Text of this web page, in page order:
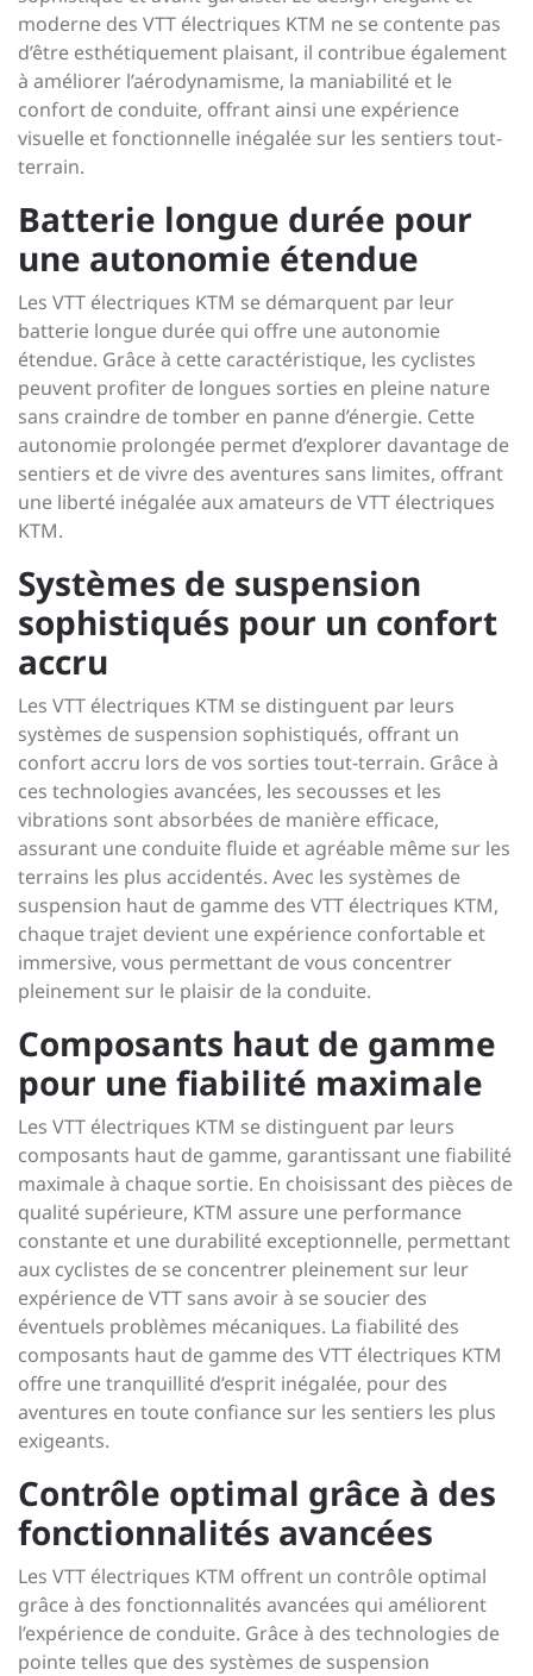
moderne des VTT électriques KTM ne se contente pas
d’être esthétiquement plaisant, il contribue également
à améliorer l’aérodynamisme, la maniabilité et le
confort de conduite, offrant ainsi une expérience
visuelle et fonctionnelle inégalée sur les sentiers tout-
terrain.
Batterie longue durée pour
une autonomie étendue
Les VTT électriques KTM se démarquent par leur
batterie longue durée qui offre une autonomie
étendue. Grâce à cette caractéristique, les cyclistes
peuvent profiter de longues sorties en pleine nature
sans craindre de tomber en panne d’énergie. Cette
autonomie prolongée permet d’explorer davantage de
sentiers et de vivre des aventures sans limites, offrant
une liberté inégalée aux amateurs de VTT électriques
KTM.
Systèmes de suspension
sophistiqués pour un confort
accru
Les VTT électriques KTM se distinguent par leurs
systèmes de suspension sophistiqués, offrant un
confort accru lors de vos sorties tout-terrain. Grâce à
ces technologies avancées, les secousses et les
vibrations sont absorbées de manière efficace,
assurant une conduite fluide et agréable même sur les
terrains les plus accidentés. Avec les systèmes de
suspension haut de gamme des VTT électriques KTM,
chaque trajet devient une expérience confortable et
immersive, vous permettant de vous concentrer
pleinement sur le plaisir de la conduite.
Composants haut de gamme
pour une fiabilité maximale
Les VTT électriques KTM se distinguent par leurs
composants haut de gamme, garantissant une fiabilité
maximale à chaque sortie. En choisissant des pièces de
qualité supérieure, KTM assure une performance
constante et une durabilité exceptionnelle, permettant
aux cyclistes de se concentrer pleinement sur leur
expérience de VTT sans avoir à se soucier des
éventuels problèmes mécaniques. La fiabilité des
composants haut de gamme des VTT électriques KTM
offre une tranquillité d’esprit inégalée, pour des
aventures en toute confiance sur les sentiers les plus
exigeants.
Contrôle optimal grâce à des
fonctionnalités avancées
Les VTT électriques KTM offrent un contrôle optimal
grâce à des fonctionnalités avancées qui améliorent
l’expérience de conduite. Grâce à des technologies de
pointe telles que des systèmes de suspension